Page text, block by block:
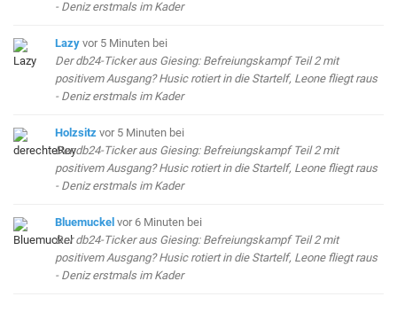
- Deniz erstmals im Kader
Lazy vor 5 Minuten bei
Der db24-Ticker aus Giesing: Befreiungskampf Teil 2 mit
positivem Ausgang? Husic rotiert in die Startelf, Leone fliegt raus
- Deniz erstmals im Kader
Holzsitz vor 5 Minuten bei
Der db24-Ticker aus Giesing: Befreiungskampf Teil 2 mit
positivem Ausgang? Husic rotiert in die Startelf, Leone fliegt raus
- Deniz erstmals im Kader
Bluemuckel vor 6 Minuten bei
Der db24-Ticker aus Giesing: Befreiungskampf Teil 2 mit
positivem Ausgang? Husic rotiert in die Startelf, Leone fliegt raus
- Deniz erstmals im Kader